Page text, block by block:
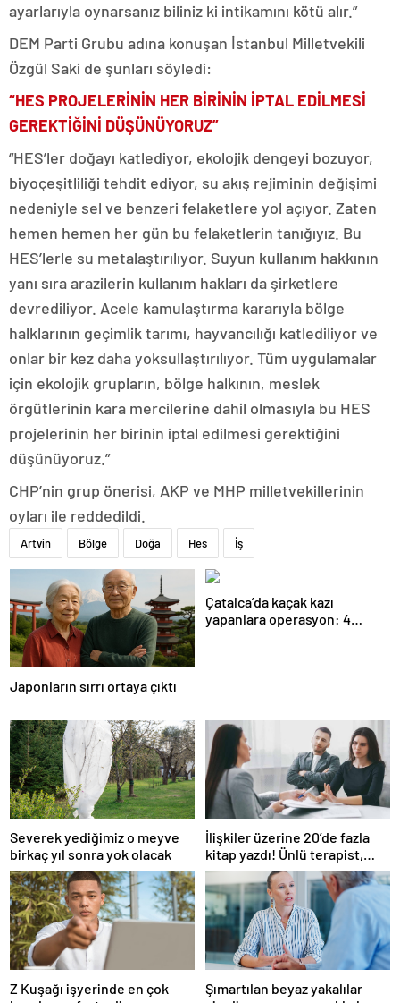
ayarlarıyla oynarsanız biliniz ki intikamını kötü alır.”
DEM Parti Grubu adına konuşan İstanbul Milletvekili
Özgül Saki de şunları söyledi:
“HES PROJELERİNİN HER BİRİNİN İPTAL EDİLMESİ
GEREKTİĞİNİ DÜŞÜNÜYORUZ”
“HES’ler doğayı katlediyor, ekolojik dengeyi bozuyor,
biyoçeşitliliği tehdit ediyor, su akış rejiminin değişimi
nedeniyle sel ve benzeri felaketlere yol açıyor. Zaten
hemen hemen her gün bu felaketlerin tanığıyız. Bu
HES’lerle su metalaştırılıyor. Suyun kullanım hakkının
yanı sıra arazilerin kullanım hakları da şirketlere
devrediliyor. Acele kamulaştırma kararıyla bölge
halklarının geçimlik tarımı, hayvancılığı katlediliyor ve
onlar bir kez daha yoksullaştırılıyor. Tüm uygulamalar
için ekolojik grupların, bölge halkının, meslek
örgütlerinin kara mercilerine dahil olmasıyla bu HES
projelerinin her birinin iptal edilmesi gerektiğini
düşünüyoruz.”
CHP’nin grup önerisi, AKP ve MHP milletvekillerinin
oyları ile reddedildi.
Artvin Bölge Doğa Hes İş
Japonların sırrı ortaya çıktı
Çatalca’da kaçak kazı
yapanlara operasyon: 4
Severek yediğimiz o meyve
birkaç yıl sonra yok olacak
İlişkiler üzerine 20’de fazla
kitap yazdı! Ünlü terapist,
boşanmaların gerçek
suçlularını açıklıyor
Z Kuşağı işyerinde en çok
Şımartılan beyaz yakalılar